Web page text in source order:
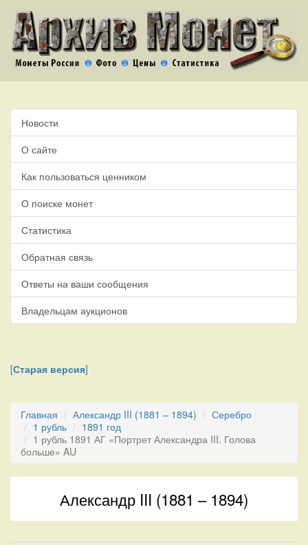
Новости
О сайте
Как пользоваться ценником
О поиске монет
Статистика
Обратная связь
Ответы на ваши сообщения
Владельцам аукционов
[Старая версия]
Главная Александр III (1881 – 1894)
Серебро
1 рубль
1891 год
1 рубль 1891 АГ «Портрет Александра III. Голова
больше» AU
Александр III (1881 – 1894)